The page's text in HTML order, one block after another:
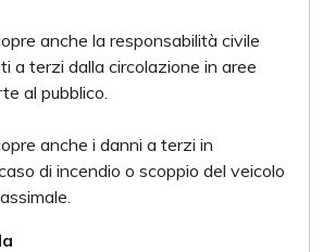
anche la responsabilità civile
a terzi dalla circolazione in aree
al pubblico.
anche i danni a terzi in
di incendio o scoppio del veicolo